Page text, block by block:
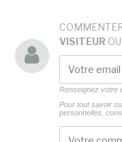
VISITEUR OU
Renseignez votre
Pour tout savoir
personnelles,